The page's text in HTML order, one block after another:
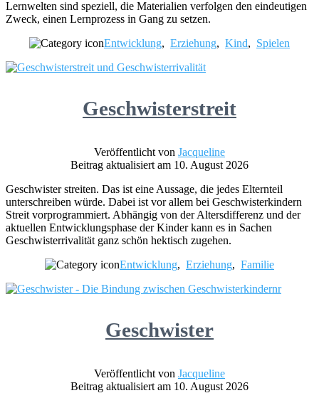
Lernwelten sind speziell, die Materialien verfolgen den eindeutigen
Zweck, einen Lernprozess in Gang zu setzen.
Entwicklung, Erziehung, Kind, Spielen
Geschwisterstreit
Veröffentlicht von Jacqueline
Beitrag aktualisiert am 10. August 2026
Geschwister streiten. Das ist eine Aussage, die jedes Elternteil
unterschreiben würde. Dabei ist vor allem bei Geschwisterkindern
Streit vorprogrammiert. Abhängig von der Altersdifferenz und der
aktuellen Entwicklungsphase der Kinder kann es in Sachen
Geschwisterrivalität ganz schön hektisch zugehen.
Entwicklung, Erziehung, Familie
Geschwister
Veröffentlicht von Jacqueline
Beitrag aktualisiert am 10. August 2026